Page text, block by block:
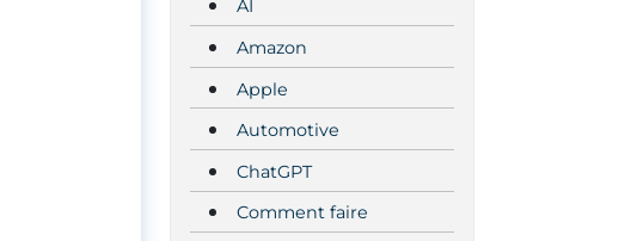
AI
Amazon
Apple
Automotive
ChatGPT
Comment faire